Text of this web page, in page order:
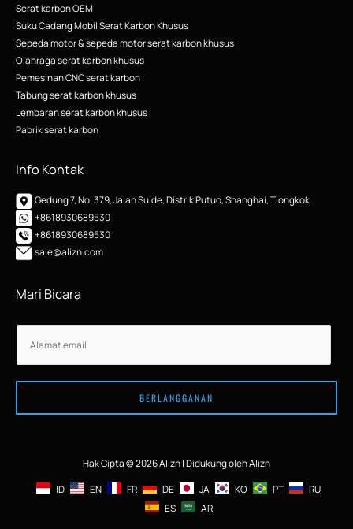
Serat karbon OEM
Suku Cadang Mobil Serat Karbon Khusus
Sepeda motor & sepeda motor serat karbon khusus
Olahraga serat karbon khusus
Pemesinan CNC serat karbon
Tabung serat karbon khusus
Lembaran serat karbon khusus
Pabrik serat karbon
Info Kontak
Gedung 7, No. 379, Jalan Suide, Distrik Putuo, Shanghai, Tiongkok
+8618930689530
+8618930689530
sale@alizn.com
Mari Bicara
E
a
i
*
BERLANGGANAN
Hak Cipta © 2026 Alizn | Didukung oleh Alizn
ID
EN FR DE JA KO PT
RU
ES
AR